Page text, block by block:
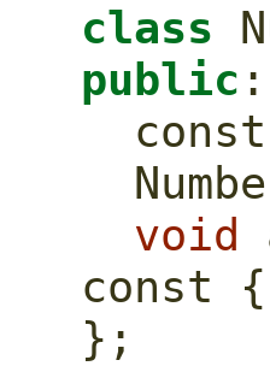
class
public :
const
void
const
};